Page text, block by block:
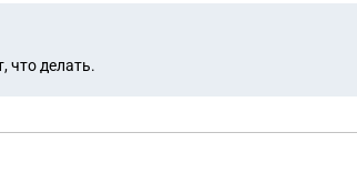
что делать.